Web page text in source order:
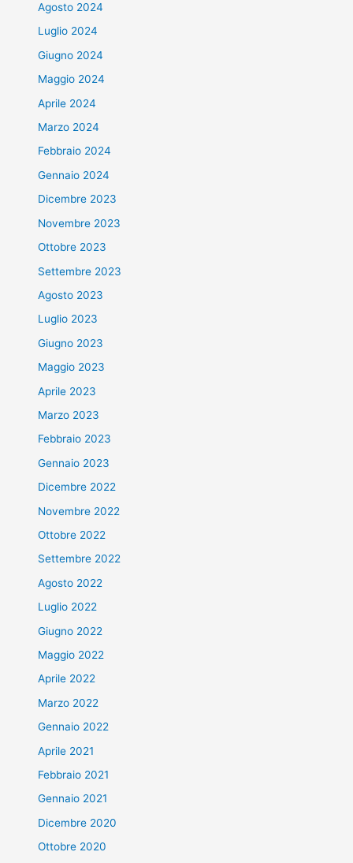
Agosto 2024
Luglio 2024
Giugno 2024
Maggio 2024
Aprile 2024
Marzo 2024
Febbraio 2024
Gennaio 2024
Dicembre 2023
Novembre 2023
Ottobre 2023
Settembre 2023
Agosto 2023
Luglio 2023
Giugno 2023
Maggio 2023
Aprile 2023
Marzo 2023
Febbraio 2023
Gennaio 2023
Dicembre 2022
Novembre 2022
Ottobre 2022
Settembre 2022
Agosto 2022
Luglio 2022
Giugno 2022
Maggio 2022
Aprile 2022
Marzo 2022
Gennaio 2022
Aprile 2021
Febbraio 2021
Gennaio 2021
Dicembre 2020
Ottobre 2020